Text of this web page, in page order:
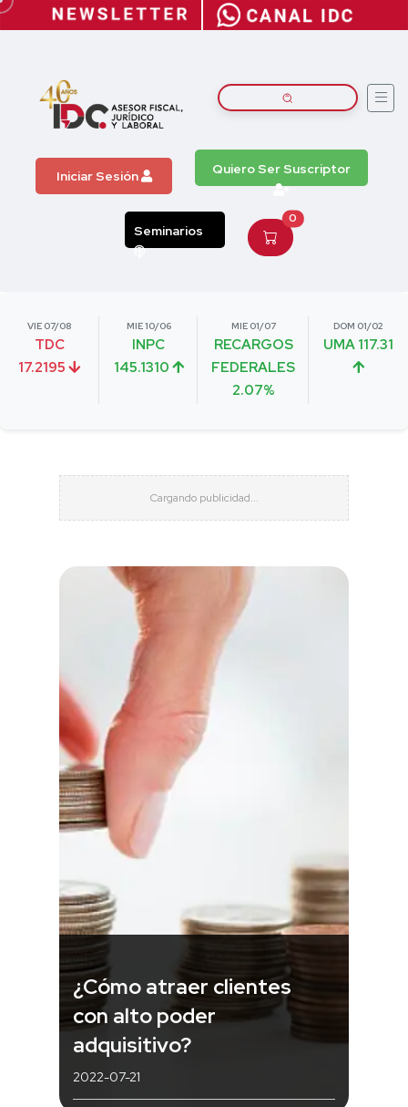
Iniciar Sesión Quiero Ser Suscriptor
Seminarios
0
VIE 07/08
TDC
17.2195
MIE 10/06
INPC
145.1310
MIE 01/07
RECARGOS
FEDERALES
2.07%
DOM 01/02
UMA 117.31
¿Cómo atraer clientes
con alto poder
adquisitivo?
2022-07-21